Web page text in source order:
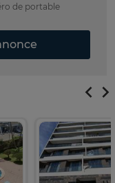
de portable